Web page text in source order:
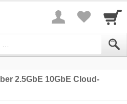
2.5GbE 10GbE Cloud-